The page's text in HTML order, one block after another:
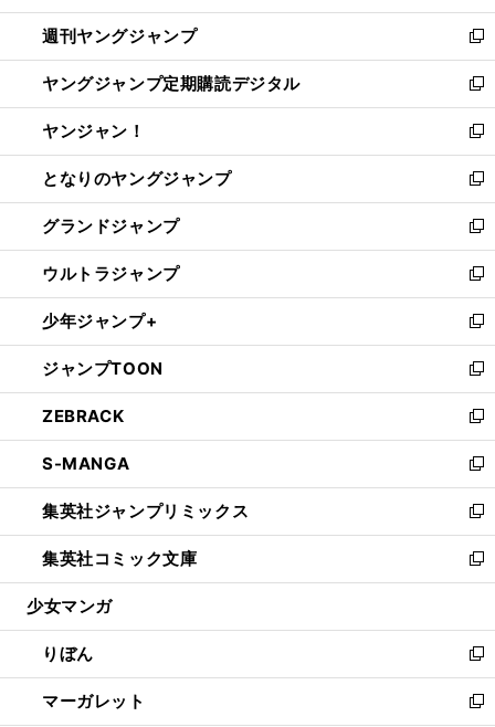
開
く
ウ
で
開
く
ン
ド
ウ
で
開
く
ウ
ィ
ン
ド
ウ
で
開
く
週刊ヤングジャンプ
新
し
い
ウ
ィ
ン
ド
ウ
で
開
く
ヤングジャンプ定期購読デジタル
新
し
い
ウ
ィ
ン
ド
ウ
で
開
く
ヤンジャン！
新
し
い
ウ
ィ
ン
ド
ウ
で
開
く
となりのヤングジャンプ
新
し
い
ウ
ィ
ン
ド
ウ
で
開
く
グランドジャンプ
新
し
い
ウ
ィ
ン
ド
ウ
で
開
く
ウルトラジャンプ
新
し
い
ウ
ィ
ン
ド
ウ
で
開
く
少年ジャンプ+
新
し
い
ウ
ィ
ン
ド
ウ
で
開
く
ジャンプTOON
新
し
い
ウ
ィ
ン
ド
ウ
で
開
ZEBRACK
新
し
い
ウ
ィ
ン
ド
ウ
開
く
S-MANGA
新
し
い
ウ
ィ
ン
ウ
で
開
く
集英社ジャンプリミックス
新
し
い
ウ
ン
ド
ウ
で
集英社コミック文庫
新
し
ウ
ィ
ン
ド
少女マンガ
りぼん
新
し
い
マーガレット
新